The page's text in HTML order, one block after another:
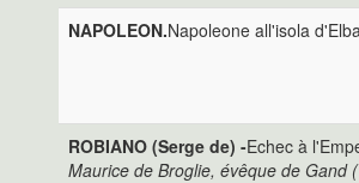
NAPOLEON.Napoleone all'isola
ROBIANO (Serge de) -Echec à
Maurice de Broglie, évêque de Gand